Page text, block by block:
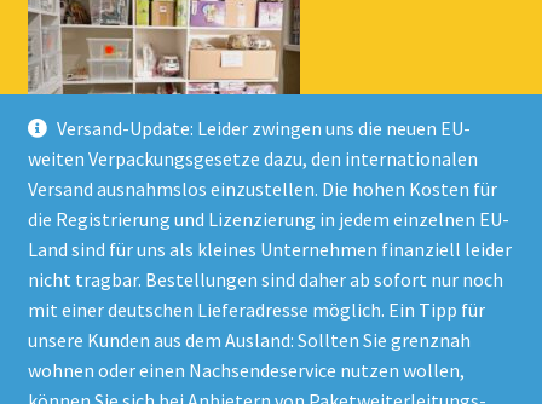
Versand-Update: Leider zwingen uns die neuen EU-
weiten Verpackungsgesetze dazu, den internationalen
Versand ausnahmslos einzustellen. Die hohen Kosten für
die Registrierung und Lizenzierung in jedem einzelnen EU-
Land sind für uns als kleines Unternehmen finanziell leider
nicht tragbar. Bestellungen sind daher ab sofort nur noch
mit einer deutschen Lieferadresse möglich. Ein Tipp für
unsere Kunden aus dem Ausland: Sollten Sie grenznah
wohnen oder einen Nachsendeservice nutzen wollen,
© Onlineshop Kinderlino 2026